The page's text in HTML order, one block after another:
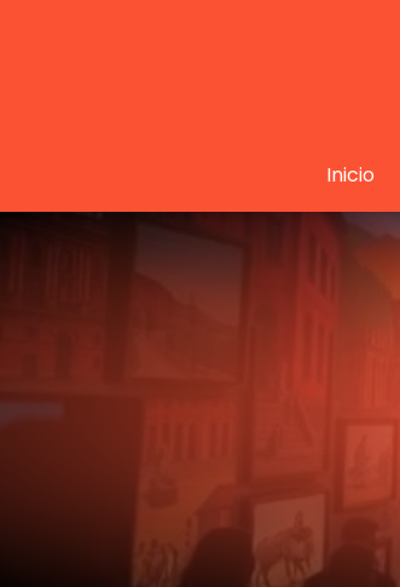
Inicio